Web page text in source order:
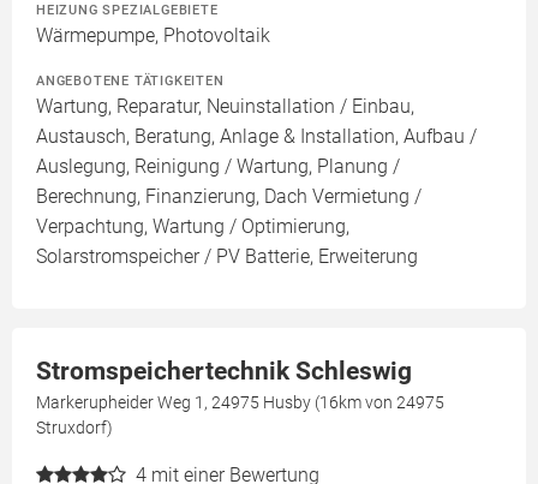
HEIZUNG SPEZIALGEBIETE
Wärmepumpe, Photovoltaik
ANGEBOTENE TÄTIGKEITEN
Wartung, Reparatur, Neuinstallation / Einbau,
Austausch, Beratung, Anlage & Installation, Aufbau /
Auslegung, Reinigung / Wartung, Planung /
Berechnung, Finanzierung, Dach Vermietung /
Verpachtung, Wartung / Optimierung,
Solarstromspeicher / PV Batterie, Erweiterung
Stromspeichertechnik Schleswig
Markerupheider Weg 1, 24975 Husby (16km von 24975
Struxdorf)
4 mit einer Bewertung